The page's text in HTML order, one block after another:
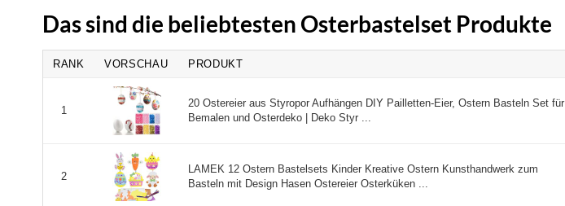
Das sind die beliebtesten Osterbastelset Produkte
RANK VORSCHAU PRODUKT
1
20 Ostereier aus Styropor Aufhängen DIY Pailletten-Eier, Ostern Basteln Set für
Bemalen und Osterdeko | Deko Styr ...
2
LAMEK 12 Ostern Bastelsets Kinder Kreative Ostern Kunsthandwerk zum
Basteln mit Design Hasen Ostereier Osterküken ...